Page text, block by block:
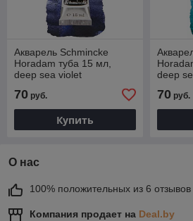
Акварель Schmincke
Horadam туба 15 мл,
deep sea violet
70 руб.
Купить
deep
70руб.
О нас
100% положительных из 6 отзывов
Компания продает на Deal.by